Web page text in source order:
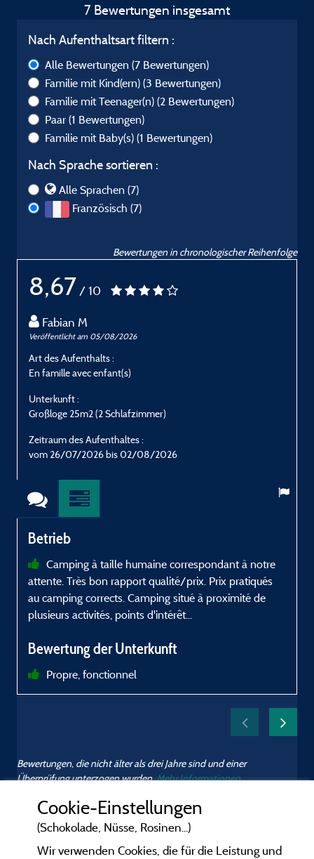
7 Bewertungen insgesamt
Nach Aufenthaltsart filtern :
Alle Bewertungen (7 Bewertungen)
Familie mit Kind(ern) (3 Bewertungen)
Familie mit Teenager(n) (2 Bewertungen)
Paar (1 Bewertungen)
Familie mit Baby(s) (1 Bewertungen)
Nach Sprache sortieren :
Alle Sprachen (7)
Französisch (7)
Bewertungen in chronologischer Reihenfolge
8,67 / 10
Fabian M
Veröffentlicht am 05/08/2026
Art des Aufenthalts :
En famille avec enfant(s)
Unterkunft :
Großloge 25m2 (2 Schlafzimmer)
Zeitraum des Aufenthaltes :
vom 26/07/2026 bis 02/08/2026
Betrieb
Camping à taille humaine correspondant à notre
attente. Très bon rapport qualité/prix. Prix pratiqués
au camping corrects. Camping situé à proximité de
plusieurs activités, points d'intérêt...
Bewertung der Unterkunft
Propre, fonctionnel
Bewertungen, die nicht älter als drei Jahre sind und einer
Überprüfung unterzogen wurden.Mehr Informationen
Cookie-Einstellungen
(Schokolade, Nüsse, Rosinen...)
Wir verwenden Cookies, die für die Leistung und